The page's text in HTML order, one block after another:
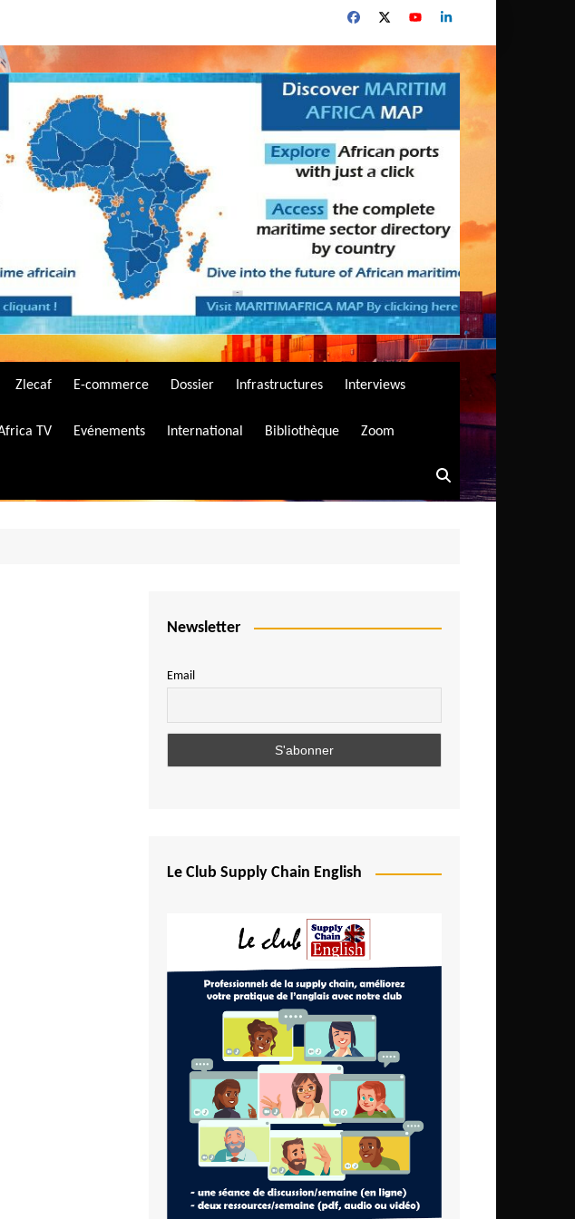
Zlecaf E-commerce Dossier Infrastructures Interviews
TV Evénements International Bibliothèque Zoom
Newsletter
Email
Le Club Supply Chain English